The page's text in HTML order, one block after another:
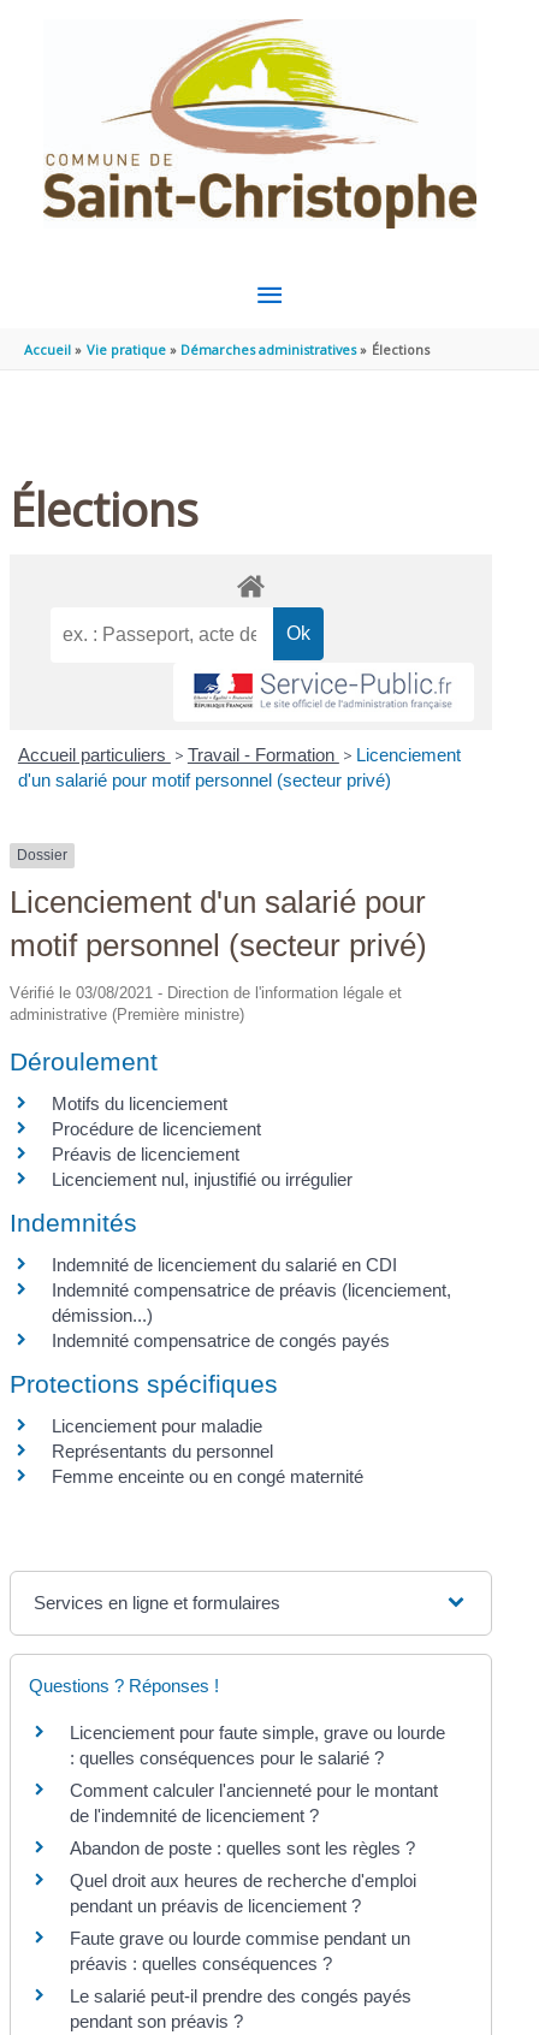
MENU
PRINCIPAL
Accueil Vie pratique Démarches administratives Élections
Élections
Accueil particuliers > Travail - Formation > Licenciement
d'un salarié pour motif personnel (secteur privé)
Dossier
Licenciement d'un salarié pour
motif personnel (secteur privé)
Vérifié le 03/08/2021 - Direction de l'information légale et
administrative (Première ministre)
Déroulement
Motifs du licenciement
Procédure de licenciement
Préavis de licenciement
Licenciement nul, injustifié ou irrégulier
Indemnités
Indemnité de licenciement du salarié en CDI
Indemnité compensatrice de préavis (licenciement,
démission...)
Indemnité compensatrice de congés payés
Protections spécifiques
Licenciement pour maladie
Représentants du personnel
Femme enceinte ou en congé maternité
Services en ligne et formulaires
Questions ? Réponses !
Licenciement pour faute simple, grave ou lourde
: quelles conséquences pour le salarié ?
Comment calculer l'ancienneté pour le montant
de l'indemnité de licenciement ?
Abandon de poste : quelles sont les règles ?
Quel droit aux heures de recherche d'emploi
pendant un préavis de licenciement ?
Faute grave ou lourde commise pendant un
préavis : quelles conséquences ?
Le salarié peut-il prendre des congés payés
pendant son préavis ?